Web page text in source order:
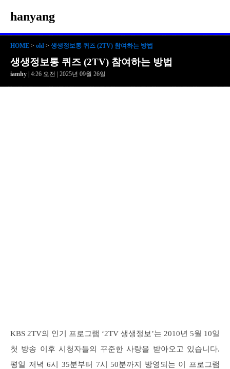
hanyang
HOME > old > 생생정보통 퀴즈 (2TV) 참여하는 방법
생생정보통 퀴즈 (2TV) 참여하는 방법
iamhy | 4:26 오전 | 2025년 09월 26일
KBS 2TV의 인기 프로그램 ‘2TV 생생정보’는 2010년 5월 10일
첫 방송 이후 시청자들의 꾸준한 사랑을 받아오고 있습니다.
평일 저녁 6시 35분부터 7시 50분까지 방영되는 이 프로그램